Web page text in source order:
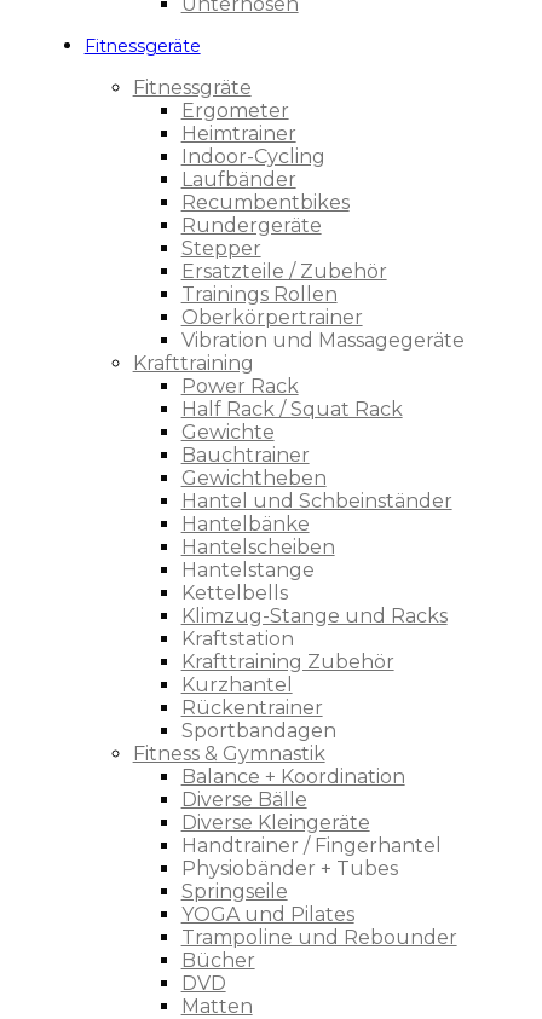
Fitnessgeräte
Fitnessgräte
Ergometer
Heimtrainer
Indoor-Cycling
Laufbänder
Recumbentbikes
Rundergeräte
Stepper
Ersatzteile / Zubehör
Trainings Rollen
Oberkörpertrainer
Vibration und Massagegeräte
Krafttraining
Power Rack
Half Rack / Squat Rack
Gewichte
Bauchtrainer
Gewichtheben
Hantel und Schbeinständer
Hantelbänke
Hantelscheiben
Hantelstange
Kettelbells
Klimzug-Stange und Racks
Kraftstation
Krafttraining Zubehör
Kurzhantel
Rückentrainer
Sportbandagen
Fitness & Gymnastik
Balance + Koordination
Diverse Bälle
Diverse Kleingeräte
Handtrainer / Fingerhantel
Physiobänder + Tubes
Springseile
YOGA und Pilates
Trampoline und Rebounder
Bücher
DVD
Matten